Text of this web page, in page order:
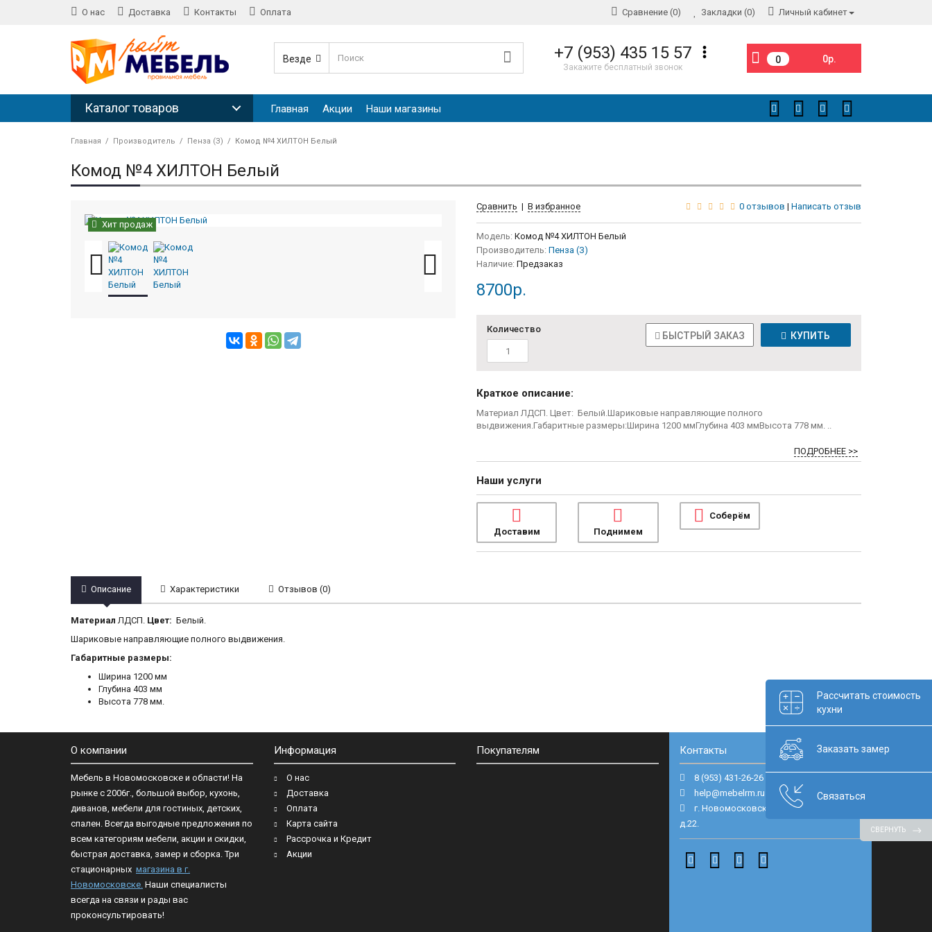
О нас Доставка Контакты Оплата Сравнение (0) Закладки (0) Личный кабинет
Везде +7 (953) 435 15 57
Закажите бесплатный звонок
0 0р.
Каталог товаров Главная Акции Наши магазины
Главная Производитель Пенза (З) Комод №4 ХИЛТОН Белый
Комод №4 ХИЛТОН Белый
Хит продаж
Сравнить | В избранное 0 отзывов | Написать отзыв
Модель: Комод №4 ХИЛТОН Белый
Производитель: Пенза (З)
Наличие: Предзаказ
8700р.
Количество
КУПИТЬ
БЫСТРЫЙ ЗАКАЗ
Краткое описание:
Материал ЛДСП. Цвет: Белый.Шариковые направляющие полного
выдвижения.Габаритные размеры:Ширина 1200 ммГлубина 403 ммВысота 778 мм. ..
ПОДРОБНЕЕ >>
Наши услуги
Доставим Поднимем
Соберём
Описание Характеристики Отзывов (0)
Материал ЛДСП. Цвет: Белый.
Шариковые направляющие полного выдвижения.
Габаритные размеры:
Ширина 1200 мм
Глубина 403 мм
Высота 778 мм.
О компании
Мебель в Новомосковске и области! На
рынке с 2006г., большой выбор, кухонь,
диванов, мебели для гостиных, детских,
спален. Всегда выгодные предложения по
всем категориям мебели, акции и скидки,
быстрая доставка, замер и сборка. Три
стационарных магазина в г.
Новомосковске. Наши специалисты
всегда на связи и рады вас
проконсультировать!
Информация
О нас
Доставка
Оплата
Карта сайта
Рассрочка и Кредит
Акции
Покупателям Контакты
8 (953) 431-26-26
help@mebelrm.ru
г. Новомосковск, ул. Маяковского,
д.22.
Рассчитать стоимость
кухни
Заказать замер
Связаться
СВЕРНУТЬ